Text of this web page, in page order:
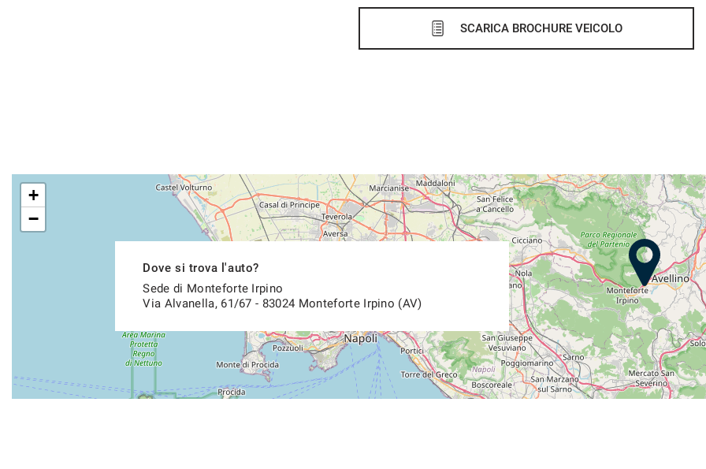
SCARICA BROCHURE VEICOLO
Dove si trova l'auto?
Sede di Monteforte Irpino
Via Alvanella, 61/67 - 83024 Monteforte Irpino (AV)
+
−